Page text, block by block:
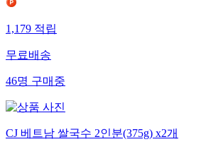
1,179 적립
무료배송
46명 구매중
CJ 베트남 쌀국수 2인분(375g) x2개